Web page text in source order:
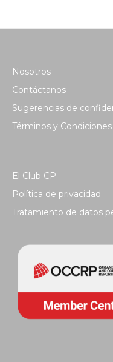
Nosotros
Contáctanos
Sugerencias de
Términos y Condiciones
El Club CP
Política de privacidad
Tratamiento de datos